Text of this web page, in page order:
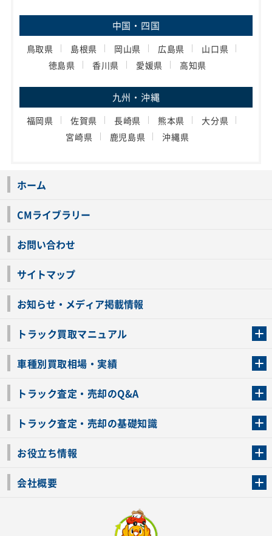
中国・四国
鳥取県 島根県 岡山県 広島県
山口県
徳島県
香川県 愛媛県 高知県
九州・沖縄
福岡県 佐賀県 長崎県 熊本県
大分県
宮崎県
鹿児島県 沖縄県
ホーム
CMライブラリー
お問い合わせ
サイトマップ
お知らせ・メディア掲載情報
トラック買取マニュアル
車種別買取相場・実績
トラック査定・売却のQ&A
トラック査定・売却の基礎知識
お役立ち情報
会社概要